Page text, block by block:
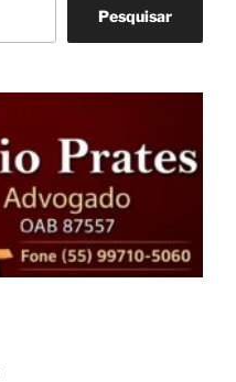
Pesquisar